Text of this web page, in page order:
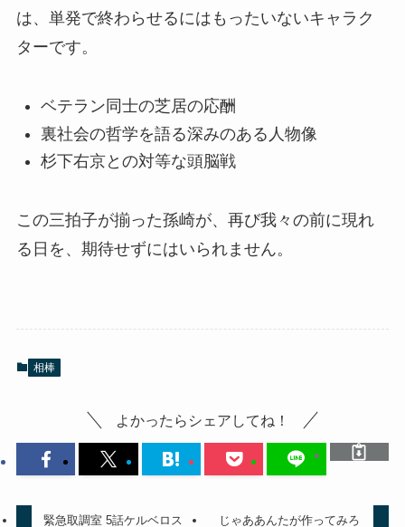
は、単発で終わらせるにはもったいないキャラク
ターです。
ベテラン同士の芝居の応酬
裏社会の哲学を語る深みのある人物像
杉下右京との対等な頭脳戦
この三拍子が揃った孫崎が、再び我々の前に現れ
る日を、期待せずにはいられません。
相棒
よかったらシェアしてね！
緊急取調室 5話ケルベロス じゃああんたが作ってみろ